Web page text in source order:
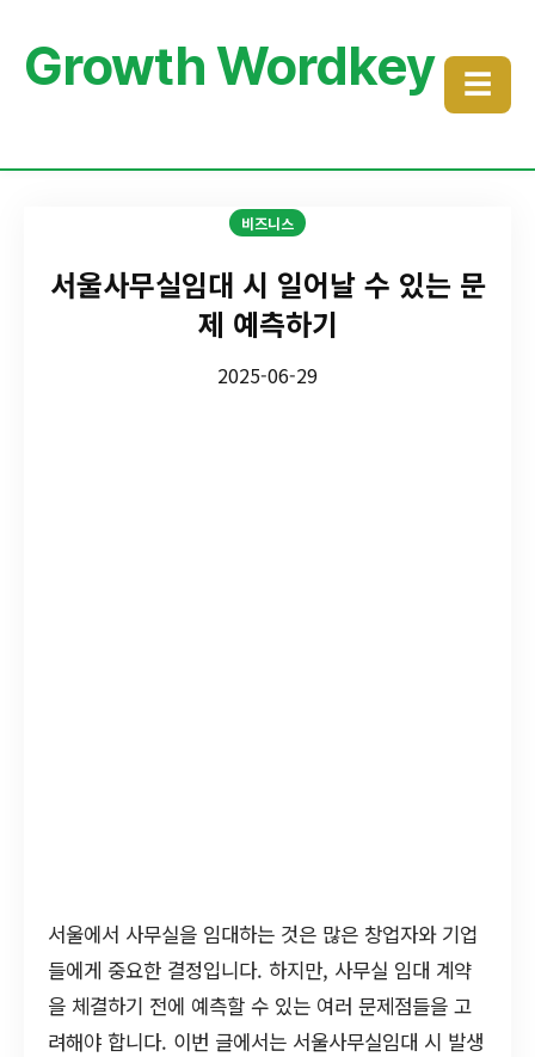
Growth Wordkey ☰
비즈니스
서울사무실임대 시 일어날 수 있는 문
제 예측하기
2025-06-29
서울에서 사무실을 임대하는 것은 많은 창업자와 기업
들에게 중요한 결정입니다. 하지만, 사무실 임대 계약
을 체결하기 전에 예측할 수 있는 여러 문제점들을 고
려해야 합니다. 이번 글에서는 서울사무실임대 시 발생